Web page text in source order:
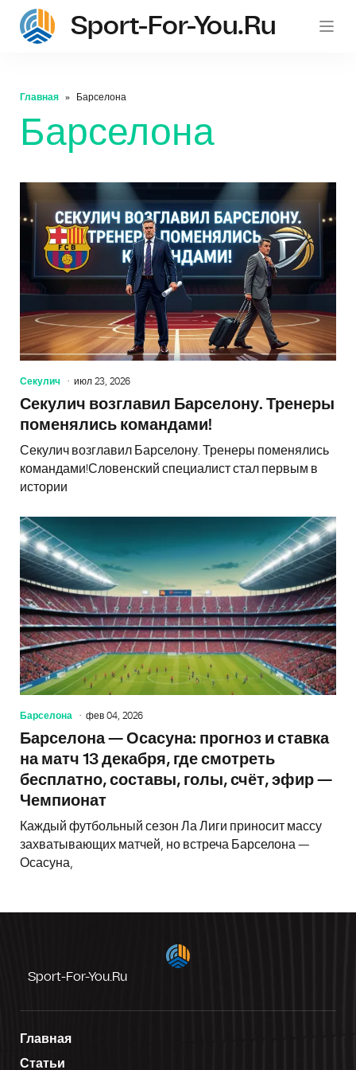
Sport-For-You.ru
Главная Барселона
Барселона
Секулич июл 23, 2026
Секулич возглавил Барселону. Тренеры
поменялись командами!
Секулич возглавил Барселону. Тренеры поменялись
командами!Словенский специалист стал первым в
истории
Барселона фев 04, 2026
Барселона — Осасуна: прогноз и ставка
на матч 13 декабря, где смотреть
бесплатно, составы, голы, счёт, эфир —
Чемпионат
Каждый футбольный сезон Ла Лиги приносит массу
захватывающих матчей, но встреча Барселона —
Осасуна,
Sport-For-You.ru
Главная
Статьи